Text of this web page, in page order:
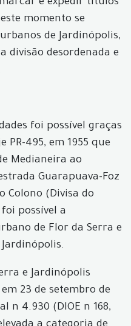
e expedir títulos
momento se
de Jardinópolis,
divisão desordenada e
foi possível graças
495, em 1955 que
Medianeira ao
Guarapuava-Foz
Colono (Divisa do
possível a
de Flor da Serra e
e Jardinópolis
23 de setembro de
n 4.930 (DIOE n 168,